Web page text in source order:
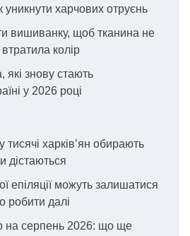
уникнути харчових отруєнь
вишиванку, щоб тканина не
колір
які знову стають
у 2026 році
тисячі харків’ян обирають
дістаються
епіляції можуть залишатися
робити далі
на серпень 2026: що ще